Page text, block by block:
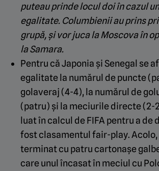
puteau prinde locul doi în cazul
egalitate. Columbienii au prins
grupă, și vor juca la Moscova în
la Samara.
Pentru că Japonia și Senegal se
egalitate la numărul de puncte
golaveraj (4-4), la numărul de
(patru) și la meciurile directe (2-
luat în calcul de FIFA pentru a de
fost clasamentul fair-play. Acolo,
terminat cu patru cartonașe
care unul încasat în meciul cu